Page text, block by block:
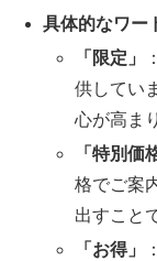
具体的なワー
「限定」
供してい
心が高ま
「特別価
格でご案
出すこと
「お得」